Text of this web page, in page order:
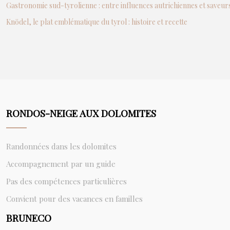
Gastronomie sud-tyrolienne : entre influences autrichiennes et
Knödel, le plat emblématique du tyrol : histoire et recette
RONDOS-NEIGE AUX DOLOMITES
Randonnées dans les dolomites
Accompagnement par un guide
Pas des compétences particulières
Convient pour des vacances en familles
BRUNECO